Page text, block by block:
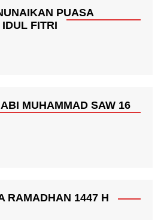
PUASA
FITRI
MUHAMMAD SAW 16
RAMADHAN 1447 H